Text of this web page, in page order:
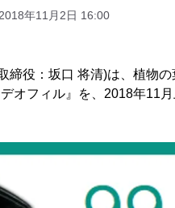
2018年11月2日 16:00
締役：坂口 将清)は、植物
オフィル』を、2018年11月